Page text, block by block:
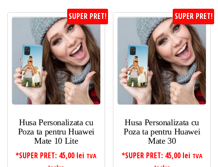
SUPER PRET!
Husa Personalizata cu
Poza ta pentru Huawei
Mate 10 Lite
*SUPER PRET: 45,00 lei TVA
SUPER PRET!
Husa Personalizata cu
Poza ta pentru Huawei
Mate 30
*SUPER PRET: 45,00 lei TVA